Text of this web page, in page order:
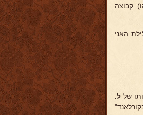
קבוצה
האני
של ל.
היהודים בקורלאנד"